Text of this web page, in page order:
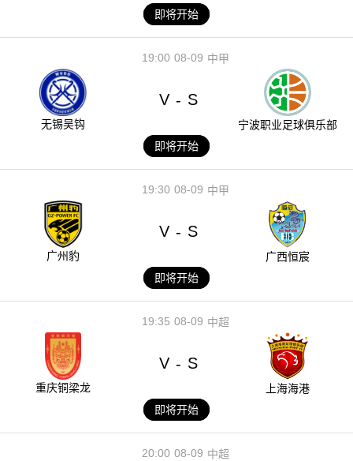
即将开始
08-09
19:00 中甲
无锡吴钩
V - S
宁波职业足球俱乐部
即将开始
08-09
19:30 中甲
广州豹
V - S
广西恒宸
即将开始
08-09
19:35 中超
重庆铜梁龙
V - S
上海海港
即将开始
08-09
20:00 中超